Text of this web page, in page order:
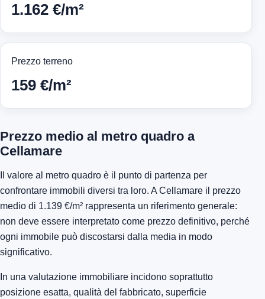
1.162 €/m²
Prezzo terreno
159 €/m²
Prezzo medio al metro quadro a
Cellamare
Il valore al metro quadro è il punto di partenza per
confrontare immobili diversi tra loro. A Cellamare il prezzo
medio di 1.139 €/m² rappresenta un riferimento generale:
non deve essere interpretato come prezzo definitivo, perché
ogni immobile può discostarsi dalla media in modo
significativo.
In una valutazione immobiliare incidono soprattutto
posizione esatta, qualità del fabbricato, superficie